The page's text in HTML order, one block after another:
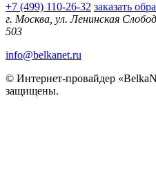
+7 (499) 110-26-32 заказать
г. Москва, ул. Ленинская
503
info@belkanet.ru
© Интернет-провайдер
защищены.